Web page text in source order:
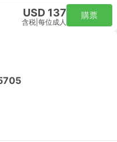
USD 137
含税 每位成人
購票